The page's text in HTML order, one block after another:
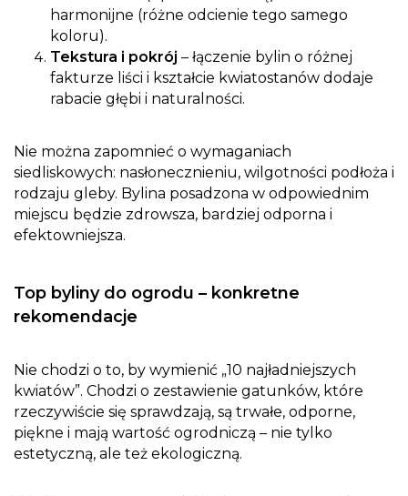
harmonijne (różne odcienie tego samego
koloru).
Tekstura i pokrój – łączenie bylin o różnej
fakturze liści i kształcie kwiatostanów dodaje
rabacie głębi i naturalności.
Nie można zapomnieć o wymaganiach
siedliskowych: nasłonecznieniu, wilgotności podłoża i
rodzaju gleby. Bylina posadzona w odpowiednim
miejscu będzie zdrowsza, bardziej odporna i
efektowniejsza.
Top byliny do ogrodu – konkretne
rekomendacje
Nie chodzi o to, by wymienić „10 najładniejszych
kwiatów”. Chodzi o zestawienie gatunków, które
rzeczywiście się sprawdzają, są trwałe, odporne,
piękne i mają wartość ogrodniczą – nie tylko
estetyczną, ale też ekologiczną.